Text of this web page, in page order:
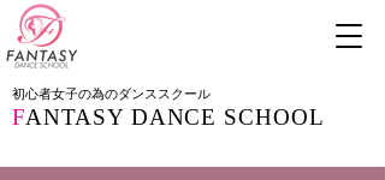
初心者女子の為のダンススクール
FANTASY DANCE SCHOOL